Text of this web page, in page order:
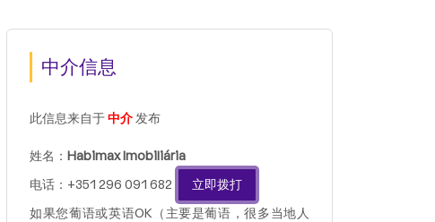
中介信息
此信息来自于中介发布
姓名： Habimax Imobiliária
电话：+351 296 091 682
立即拨打
如果您葡语或英语OK（主要是葡语，很多当地人